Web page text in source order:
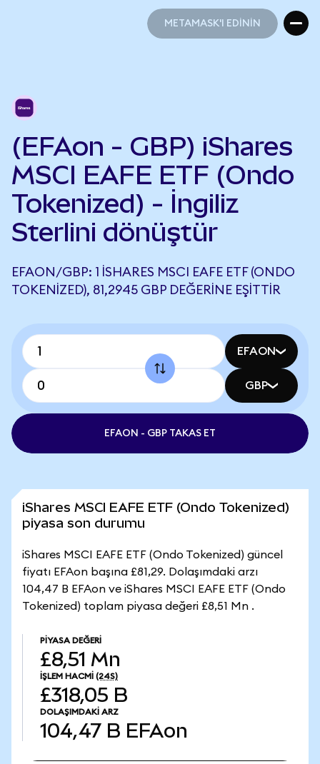
METAMASK'I EDİNİN
(EFAon - GBP) iShares
MSCI EAFE ETF (Ondo
Tokenized) - İngiliz
Sterlini dönüştür
EFAON/GBP: 1 ISHARES MSCI EAFE ETF (ONDO
TOKENIZED), 81,2945 GBP DEĞERINE EŞITTIR
EFAON
GBP
EFAON - GBP TAKAS ET
iShares MSCI EAFE ETF (Ondo Tokenized)
piyasa son durumu
iShares MSCI EAFE ETF (Ondo Tokenized) güncel
fiyatı EFAon başına £81,29. Dolaşımdaki arzı
104,47 B EFAon ve iShares MSCI EAFE ETF (Ondo
Tokenized) toplam piyasa değeri £8,51 Mn .
PIYASA DEĞERI
£8,51 Mn
İŞLEM HACMI (24S)
£318,05 B
DOLAŞIMDAKI ARZ
104,47 B EFAon